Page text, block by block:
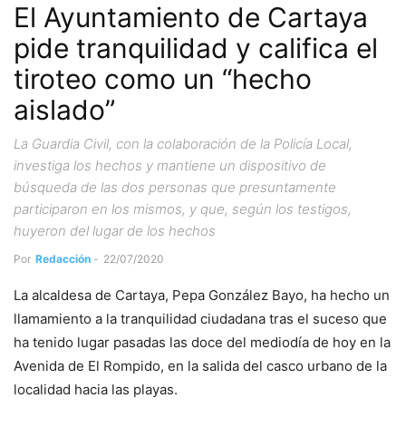
El Ayuntamiento de Cartaya
pide tranquilidad y califica el
tiroteo como un “hecho
aislado”
La Guardia Civil, con la colaboración de la Policía Local,
investiga los hechos y mantiene un dispositivo de
búsqueda de las dos personas que presuntamente
participaron en los mismos, y que, según los testigos,
huyeron del lugar de los hechos
Por Redacción - 22/07/2020
La alcaldesa de Cartaya, Pepa González Bayo, ha hecho un
llamamiento a la tranquilidad ciudadana tras el suceso que
ha tenido lugar pasadas las doce del mediodía de hoy en la
Avenida de El Rompido, en la salida del casco urbano de la
localidad hacia las playas.